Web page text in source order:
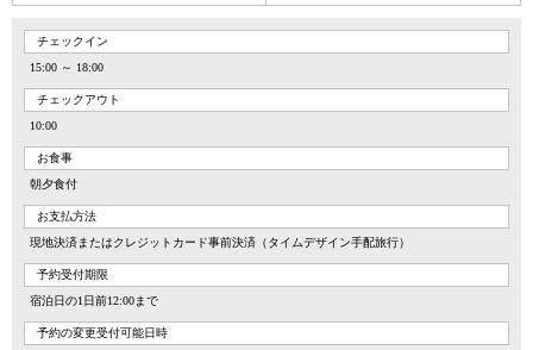
チェックイン
15:00 ～ 18:00
チェックアウト
10:00
お食事
朝夕食付
お支払方法
現地決済またはクレジットカード事前決済（タイムデザイン手配旅行）
予約受付期限
宿泊日の1日前12:00まで
予約の変更受付可能日時